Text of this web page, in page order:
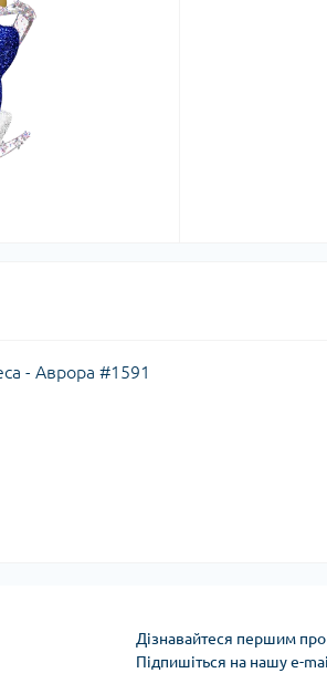
- Аврора #1591
Дізнавайтеся першим про
Підпишіться на нашу e-